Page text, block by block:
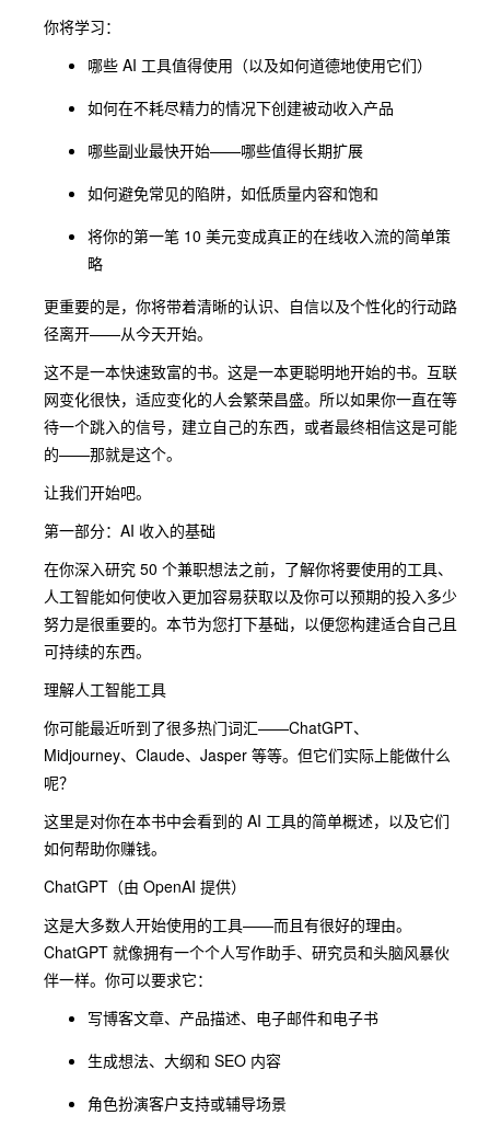
你将学习：
哪些 AI 工具值得使用（以及如何道德地使用它们）
如何在不耗尽精力的情况下创建被动收入产品
哪些副业最快开始——哪些值得长期扩展
如何避免常见的陷阱，如低质量内容和饱和
将你的第一笔 10 美元变成真正的在线收入流的简单策
略
更重要的是，你将带着清晰的认识、自信以及个性化的行动路
径离开——从今天开始。
这不是一本快速致富的书。这是一本更聪明地开始的书。互联
网变化很快，适应变化的人会繁荣昌盛。所以如果你一直在等
待一个跳入的信号，建立自己的东西，或者最终相信这是可能
的——那就是这个。
让我们开始吧。
第一部分：AI 收入的基础
在你深入研究 50 个兼职想法之前，了解你将要使用的工具、
人工智能如何使收入更加容易获取以及你可以预期的投入多少
努力是很重要的。本节为您打下基础，以便您构建适合自己且
可持续的东西。
理解人工智能工具
你可能最近听到了很多热门词汇——ChatGPT、
Midjourney、Claude、Jasper 等等。但它们实际上能做什么
呢？
这里是对你在本书中会看到的 AI 工具的简单概述，以及它们
如何帮助你赚钱。
ChatGPT（由 OpenAI 提供）
这是大多数人开始使用的工具——而且有很好的理由。
ChatGPT 就像拥有一个个人写作助手、研究员和头脑风暴伙
伴一样。你可以要求它：
写博客文章、产品描述、电子邮件和电子书
生成想法、大纲和 SEO 内容
角色扮演客户支持或辅导场景